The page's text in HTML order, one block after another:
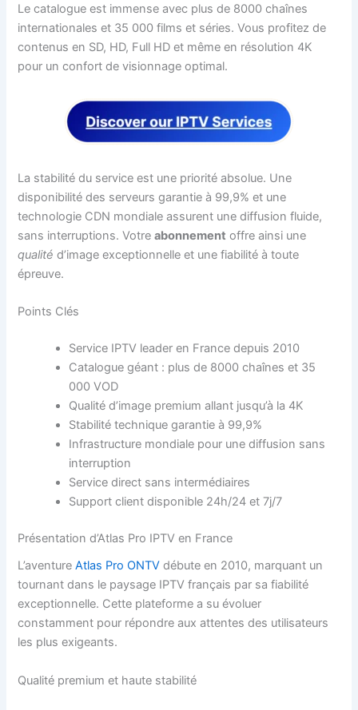
Le catalogue est immense avec plus de 8000 chaînes
internationales et 35 000 films et séries. Vous profitez de
contenus en SD, HD, Full HD et même en résolution 4K
pour un confort de visionnage optimal.
La stabilité du service est une priorité absolue. Une
disponibilité des serveurs garantie à 99,9% et une
technologie CDN mondiale assurent une diffusion fluide,
sans interruptions. Votreabonnement offre ainsi une
qualité d’image exceptionnelle et une fiabilité à toute
épreuve.
Points Clés
Service IPTV leader en France depuis 2010
Catalogue géant : plus de 8000 chaînes et 35
000 VOD
Qualité d’image premium allant jusqu’à la 4K
Stabilité technique garantie à 99,9%
Infrastructure mondiale pour une diffusion sans
interruption
Service direct sans intermédiaires
Support client disponible 24h/24 et 7j/7
Présentation d’Atlas Pro IPTV en France
L’aventureAtlas Pro ONTV débute en 2010, marquant un
tournant dans le paysage IPTV français par sa fiabilité
exceptionnelle. Cette plateforme a su évoluer
constamment pour répondre aux attentes des utilisateurs
les plus exigeants.
Qualité premium et haute stabilité